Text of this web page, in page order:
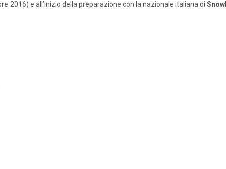
2016) e all’inizio della preparazione con la nazionale italiana di